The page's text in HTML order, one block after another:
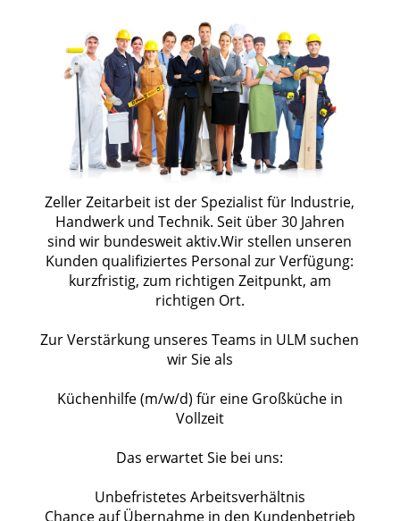
Zeller Zeitarbeit ist der Spezialist für Industrie,
Handwerk und Technik. Seit über 30 Jahren
sind wir bundesweit aktiv.Wir stellen unseren
Kunden qualifiziertes Personal zur Verfügung:
kurzfristig, zum richtigen Zeitpunkt, am
richtigen Ort.
Zur Verstärkung unseres Teams in ULM suchen
wir Sie als
Küchenhilfe (m/w/d) für eine Großküche in
Vollzeit
Das erwartet Sie bei uns:
Unbefristetes Arbeitsverhältnis
Chance auf Übernahme in den Kundenbetrieb